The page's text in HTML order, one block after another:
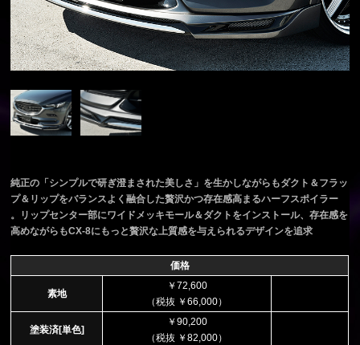
純正の「シンプルで研ぎ澄まされた美しさ」を生かしながらもダクト＆フラッ
プ＆リップをバランスよく融合した贅沢かつ存在感高まるハーフスポイラー
。リップセンター部にワイドメッキモール＆ダクトをインストール、存在感を
高めながらもCX-8にもっと贅沢な上質感を与えられるデザインを追求
価格
素地
￥72,600
（税抜 ￥66,000）
塗装済[単色]
￥90,200
（税抜 ￥82,000）